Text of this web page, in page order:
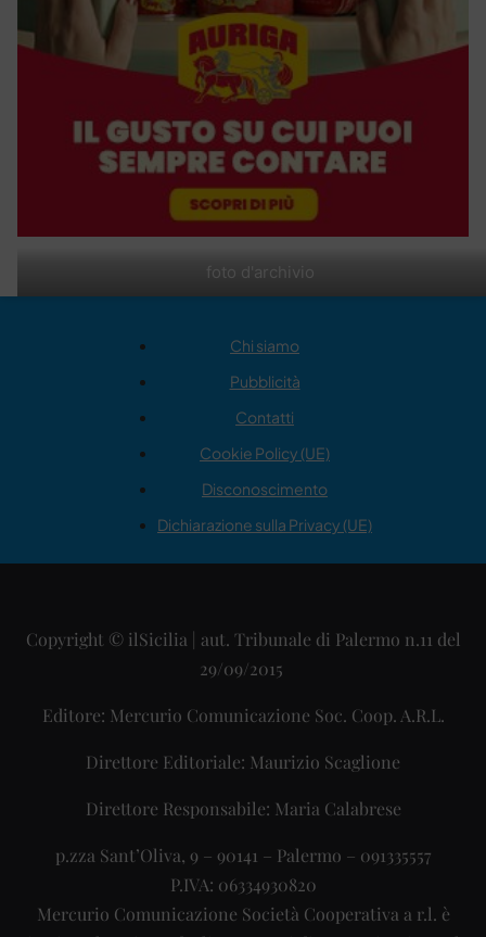
foto d'archivio
Chi siamo
Pubblicità
Contatti
Cookie Policy (UE)
Disconoscimento
Dichiarazione sulla Privacy (UE)
Copyright © ilSicilia | aut. Tribunale di Palermo n.11 del
29/09/2015
Editore: Mercurio Comunicazione Soc. Coop. A.R.L.
Direttore Editoriale: Maurizio Scaglione
Direttore Responsabile: Maria Calabrese
p.zza Sant’Oliva, 9 – 90141 – Palermo – 091335557
P.IVA: 06334930820
Mercurio Comunicazione Società Cooperativa a r.l. è